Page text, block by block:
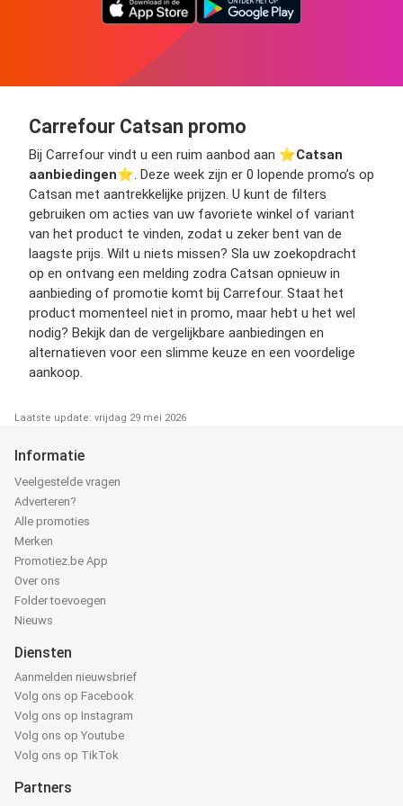
Carrefour Catsan promo
Bij Carrefour vindt u een ruim aanbod aan ⭐️Catsan
aanbiedingen⭐️. Deze week zijn er 0 lopende promo’s op
Catsan met aantrekkelijke prijzen. U kunt de filters
gebruiken om acties van uw favoriete winkel of variant
van het product te vinden, zodat u zeker bent van de
laagste prijs. Wilt u niets missen? Sla uw zoekopdracht
op en ontvang een melding zodra Catsan opnieuw in
aanbieding of promotie komt bij Carrefour. Staat het
product momenteel niet in promo, maar hebt u het wel
nodig? Bekijk dan de vergelijkbare aanbiedingen en
alternatieven voor een slimme keuze en een voordelige
aankoop.
Laatste update: vrijdag 29 mei 2026
Informatie
Veelgestelde vragen
Adverteren?
Alle promoties
Merken
Promotiez.be App
Over ons
Folder toevoegen
Nieuws
Diensten
Aanmelden nieuwsbrief
Volg ons op Facebook
Volg ons op Instagram
Volg ons op Youtube
Volg ons op TikTok
Partners